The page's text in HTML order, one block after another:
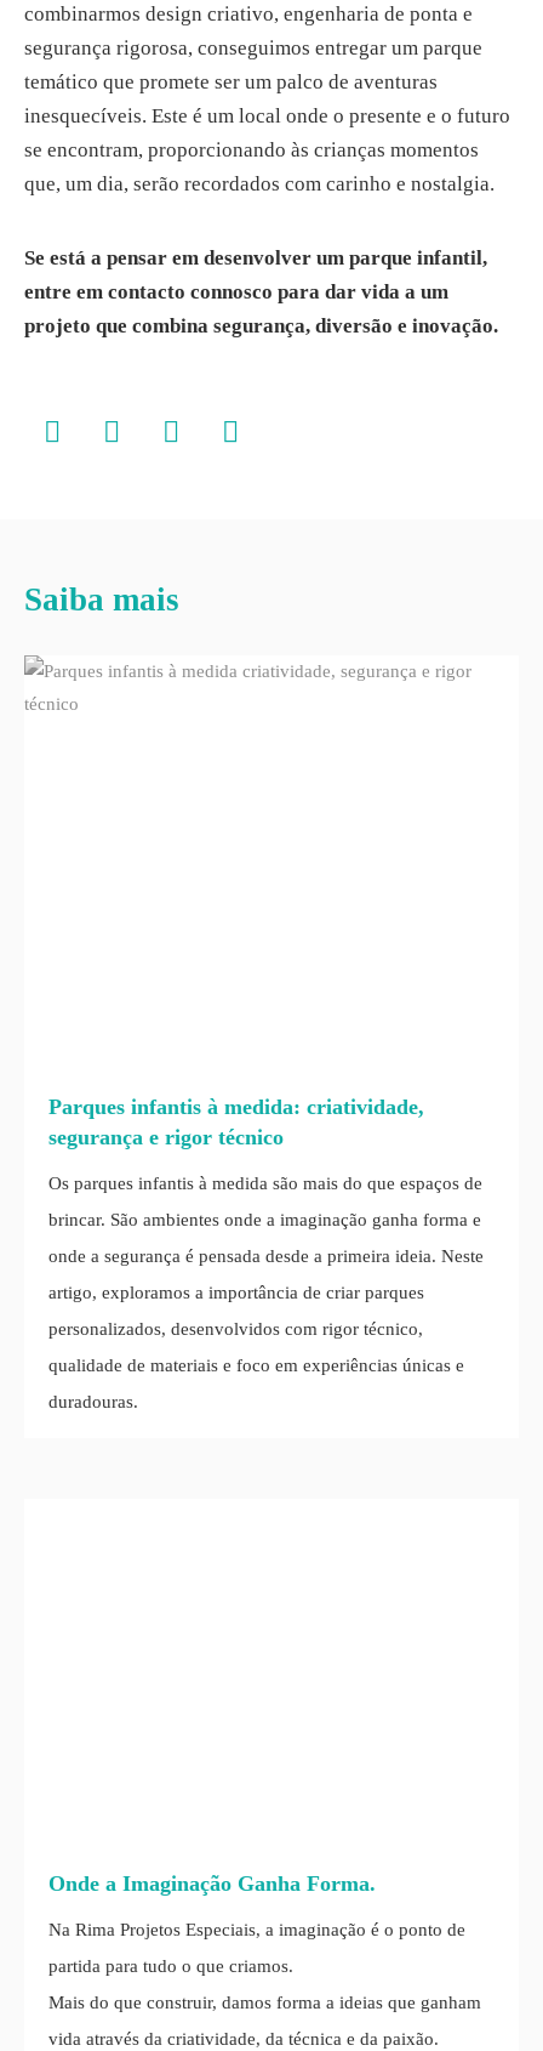
combinarmos design criativo, engenharia de ponta e
segurança rigorosa, conseguimos entregar um parque
temático que promete ser um palco de aventuras
inesquecíveis. Este é um local onde o presente e o futuro
se encontram, proporcionando às crianças momentos
que, um dia, serão recordados com carinho e nostalgia.
Se está a pensar em desenvolver um parque infantil,
entre em contacto connosco para dar vida a um
projeto que combina segurança, diversão e inovação.
Saiba mais
Parques infantis à medida: criatividade,
segurança e rigor técnico
Os parques infantis à medida são mais do que espaços de
brincar. São ambientes onde a imaginação ganha forma e
onde a segurança é pensada desde a primeira ideia. Neste
artigo, exploramos a importância de criar parques
personalizados, desenvolvidos com rigor técnico,
qualidade de materiais e foco em experiências únicas e
duradouras.
Onde a Imaginação Ganha Forma.
Na Rima Projetos Especiais, a imaginação é o ponto de
partida para tudo o que criamos.
Mais do que construir, damos forma a ideias que ganham
vida através da criatividade, da técnica e da paixão.